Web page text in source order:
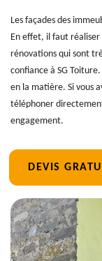
Les façades des
En effet, il faut réaliser
rénovations qui sont
confiance à SG
en la matière. Si vous
téléphoner
engagement.
DEVIS